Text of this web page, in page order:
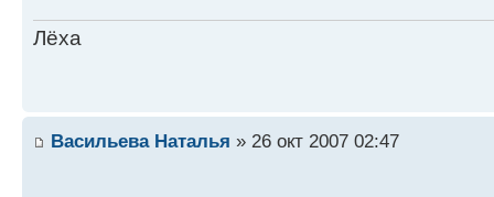
Лёха
Васильева Наталья » 26 окт 2007 02:47